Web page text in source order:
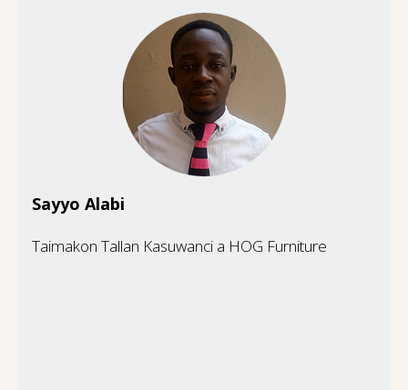
Sayyo Alabi
Taimakon Tallan Kasuwanci a HOG Furniture